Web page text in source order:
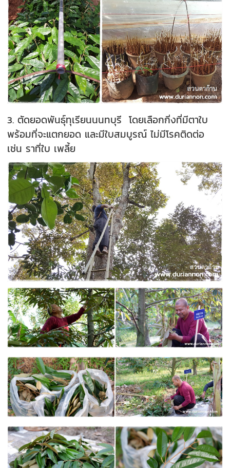
3. ตัดยอดพันธุ์ทุเรียนนนทบุรี โดยเลือกกิ่งที่มีตาใบ
พร้อมที่จะแตกยอด และมีใบสมบูรณ์ ไม่มีโรคติดต่อ
เช่น ราที่ใบ เพลี้ย